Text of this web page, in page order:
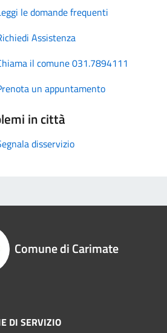
le domande frequenti
Assistenza
il comune 031.7894111
un appuntamento
in città
disservizio
Comune di Carimate
DI SERVIZIO